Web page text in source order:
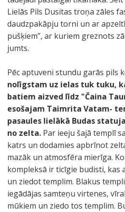
Lielās Pils Dusitas troņa zāles
daudzpakāpju torni un ar
pušķiem”, ar kuriem greznots
jumts.
Pēc aptuveni stundu garās pils
nolīgstam uz ielas tuk tuku,
batiem aizved līdz "Čaina
esošajam Taimrita Vatam-
pasaules lielākā Budas
no zelta. Par ieeju šajā templī
katrs un dodamies apbrīnot
mazāk un atmosfēra mierīga.
kompleksā ir ticīgie budisti, kas
un ziedot templim. Blakus
iegādājas samteņu virtenes,
mūkiem un ziedo tos templim.